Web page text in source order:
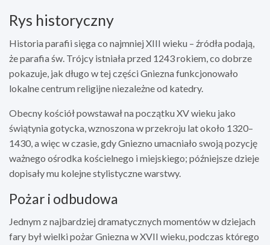
Rys historyczny
Historia parafii sięga co najmniej XIII wieku – źródła podają,
że parafia św. Trójcy istniała przed 1243 rokiem, co dobrze
pokazuje, jak długo w tej części Gniezna funkcjonowało
lokalne centrum religijne niezależne od katedry.
Obecny kościół powstawał na początku XV wieku jako
świątynia gotycka, wznoszona w przekroju lat około 1320–
1430, a więc w czasie, gdy Gniezno umacniało swoją pozycję
ważnego ośrodka kościelnego i miejskiego; późniejsze dzieje
dopisały mu kolejne stylistyczne warstwy.
Pożar i odbudowa
Jednym z najbardziej dramatycznych momentów w dziejach
fary był wielki pożar Gniezna w XVII wieku, podczas którego